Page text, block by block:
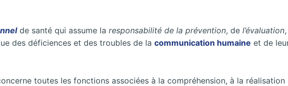
de santé qui assume la responsabilité de la prévention, de l’évaluation
des déficiences et des troubles de la communication humaine et de
toutes les fonctions associées à la compréhension, à la réalisation